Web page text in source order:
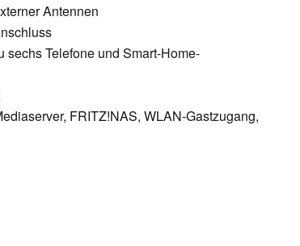
Antennen
Telefone und Smart-Home-
FRITZ!NAS, WLAN-Gastzugang,